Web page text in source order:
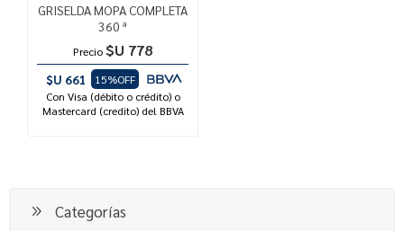
GRISELDA MOPA COMPLETA
360 ª
Precio $U 778
$U 661
15%OFF
Con Visa (débito o crédito) o
Mastercard (credito) del BBVA
Categorías